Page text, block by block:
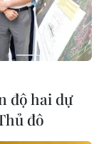
độ hai dự
đô